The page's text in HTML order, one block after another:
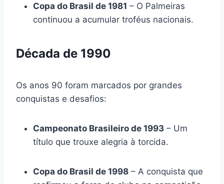
Copa do Brasil de 1981 – O Palmeiras
continuou a acumular troféus nacionais.
Década de 1990
Os anos 90 foram marcados por grandes
conquistas e desafios:
Campeonato Brasileiro de 1993 – Um
título que trouxe alegria à torcida.
Copa do Brasil de 1998 – A conquista que